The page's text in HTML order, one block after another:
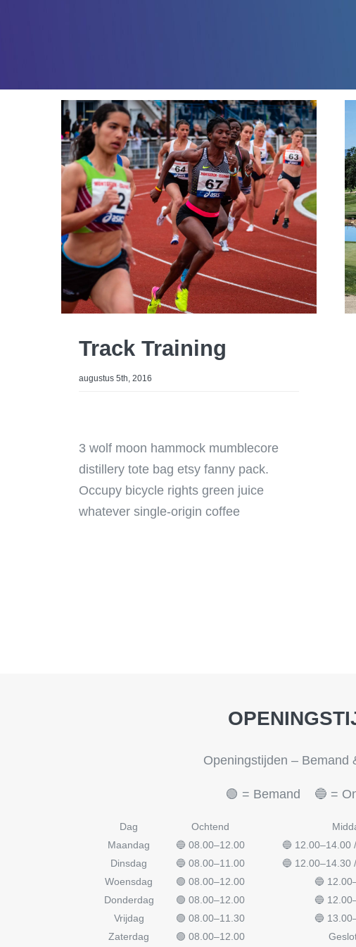
Track Training
augustus 5th, 2016
3 wolf moon hammock mumblecore
distillery tote bag etsy fanny pack.
Occupy bicycle rights green juice
whatever single-origin coffee
Openingstijden – Bemand
🟢 = Bemand 🔵 =
Dag Ochtend
Maandag
🔵 08.00–12.00 🔵 12.00–14.00
Dinsdag
🔵 08.00–11.00 🔵 12.00–14.30
Woensdag
🟢 08.00–12.00 🔵
Donderdag
🟢 08.00–12.00 🔵
Vrijdag
🟢 08.00–11.30 🔵
Zaterdag
🟢 08.00–12.00